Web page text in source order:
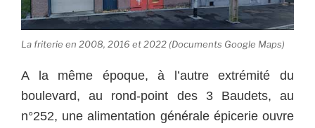
La friterie en 2008, 2016 et 2022 (Documents Google Maps)
A la même époque, à l’autre extrémité du
boulevard, au rond-point des 3 Baudets, au
n°252, une alimentation générale épicerie ouvre